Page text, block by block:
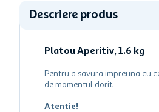
Descriere produs
Platou Aperitiv, 1.6 kg
Pentru a savura impreuna cu
de momentul dorit.
Atentie!